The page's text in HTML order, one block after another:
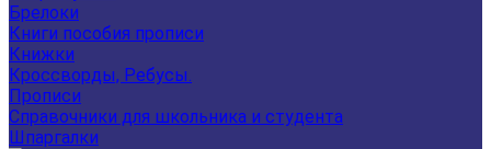
Брелоки
Книги пособия прописи
Книжки
Кроссворды, Ребусы.
Прописи
Справочники для школьника и студента
Шпаргалки